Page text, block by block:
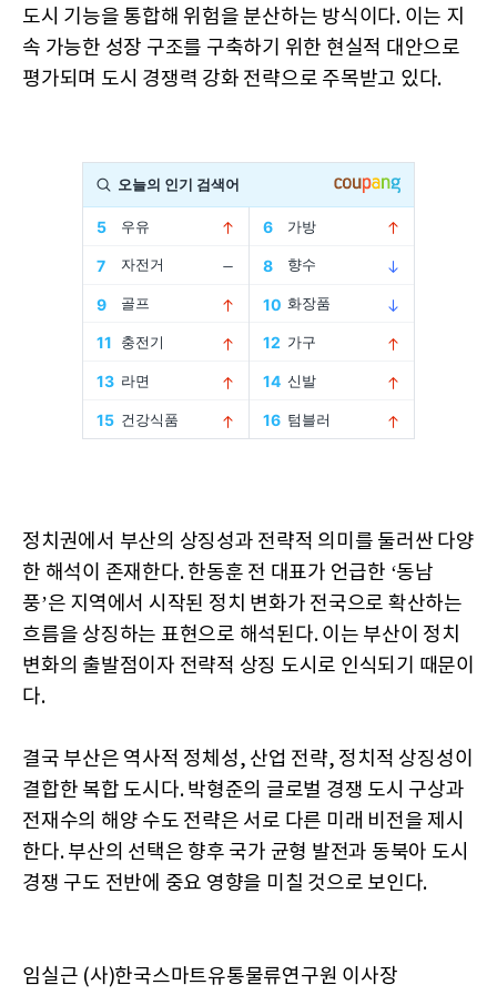
도시 기능을 통합해 위험을 분산하는 방식이다. 이는 지
속 가능한 성장 구조를 구축하기 위한 현실적 대안으로
평가되며 도시 경쟁력 강화 전략으로 주목받고 있다.
정치권에서 부산의 상징성과 전략적 의미를 둘러싼 다양
한 해석이 존재한다. 한동훈 전 대표가 언급한 ‘동남
풍’은 지역에서 시작된 정치 변화가 전국으로 확산하는
흐름을 상징하는 표현으로 해석된다. 이는 부산이 정치
변화의 출발점이자 전략적 상징 도시로 인식되기 때문이
다.
결국 부산은 역사적 정체성, 산업 전략, 정치적 상징성이
결합한 복합 도시다. 박형준의 글로벌 경쟁 도시 구상과
전재수의 해양 수도 전략은 서로 다른 미래 비전을 제시
한다. 부산의 선택은 향후 국가 균형 발전과 동북아 도시
경쟁 구도 전반에 중요 영향을 미칠 것으로 보인다.
임실근 (사)한국스마트유통물류연구원 이사장